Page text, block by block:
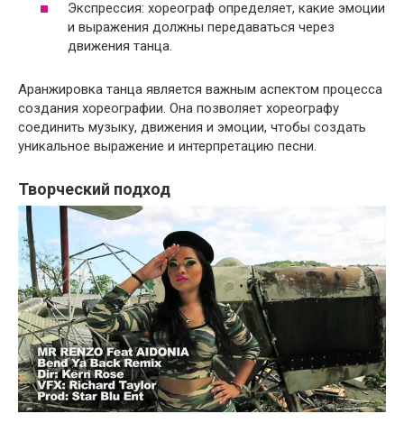
Экспрессия: хореограф определяет, какие эмоции
и выражения должны передаваться через
движения танца.
Аранжировка танца является важным аспектом процесса
создания хореографии. Она позволяет хореографу
соединить музыку, движения и эмоции, чтобы создать
уникальное выражение и интерпретацию песни.
Творческий подход